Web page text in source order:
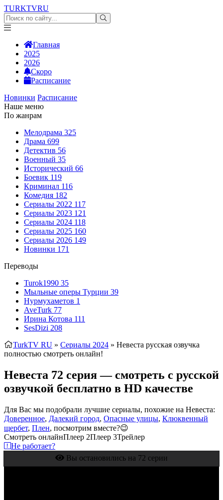
TURKTVRU
Главная
2025
2026
Скоро
Расписание
Новинки Расписание
Наше меню
По жанрам
Мелодрама 325
Драма 699
Детектив 56
Военный 35
Исторический 66
Боевик 119
Криминал 116
Комедия 182
Сериалы 2022 117
Сериалы 2023 121
Сериалы 2024 118
Сериалы 2025 160
Сериалы 2026 149
Новинки 171
Переводы
Turok1990 35
Мыльные оперы Турции 39
Нурмухаметов 1
AveTurk 77
Ирина Котова 111
SesDizi 208
TurkTV RU » Сериалы 2024 » Невеста русская озвучка
полностью смотреть онлайн!
Невеста 72 серия — смотреть с русской
озвучкой бесплатно в HD качестве
Для Вас мы подобрали лучшие сериалы, похожие на Невеста:
Доверенное, Далекий город, Опасные улицы, Клюквенный
щербет, Плен, посмотрим вместе?😉
Смотреть онлайнПлеер 2Плеер 3Трейлер
Не работает?
Вы остановились на 72 серии